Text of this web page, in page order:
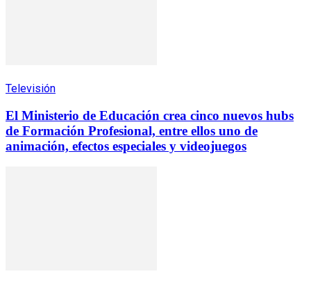
Televisión
El Ministerio de Educación crea cinco nuevos hubs
de Formación Profesional, entre ellos uno de
animación, efectos especiales y videojuegos